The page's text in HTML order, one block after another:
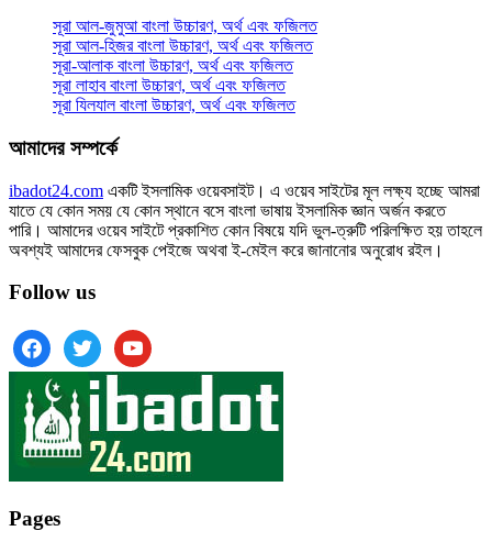
সূরা আল-জুমুআ বাংলা উচ্চারণ, অর্থ এবং ফজিলত
সূরা আল-হিজর বাংলা উচ্চারণ, অর্থ এবং ফজিলত
সূরা-আলাক বাংলা উচ্চারণ, অর্থ এবং ফজিলত
সূরা লাহাব‌‌‌ বাংলা উচ্চারণ, অর্থ এবং ফজিলত
সূরা যিলযাল বাংলা উচ্চারণ, অর্থ এবং ফজিলত
আমাদের সম্পর্কে
ibadot24.com একটি ইসলামিক ওয়েবসাইট। এ ওয়েব সাইটের মূল লক্ষ্য হচ্ছে আমরা
যাতে যে কোন সময় যে কোন স্থানে বসে বাংলা ভাষায় ইসলামিক জ্ঞান অর্জন করতে
পারি। আমাদের ওয়েব সাইটে প্রকাশিত কোন বিষয়ে যদি ভুল-ত্রুটি পরিলক্ষিত হয় তাহলে
অবশ্যই আমাদের ফেসবুক পেইজে অথবা ই-মেইল করে জানানোর অনুরোধ রইল।
Follow us
facebooktwitter youtube
Pages